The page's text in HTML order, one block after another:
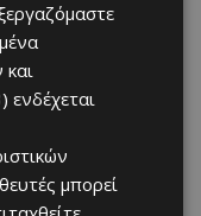
και
ενδέχεται
μπορεί